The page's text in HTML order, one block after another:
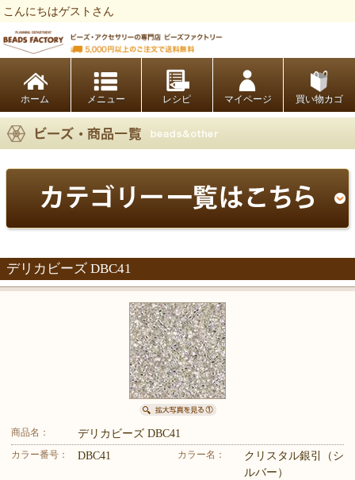
こんにちはゲストさん
ホーム レシピ マイページ 買い物カゴ
デリカビーズ DBC41
商品名： デリカビーズ DBC41
カラー番号： DBC41 カラー名：
クリスタル銀引（シ
ルバー）